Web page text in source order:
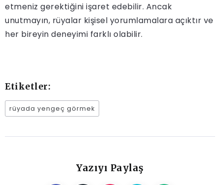
etmeniz gerektiğini işaret edebilir. Ancak
unutmayın, rüyalar kişisel yorumlamalara açıktır ve
her bireyin deneyimi farklı olabilir.
Etiketler:
rüyada yengeç görmek
Yazıyı Paylaş